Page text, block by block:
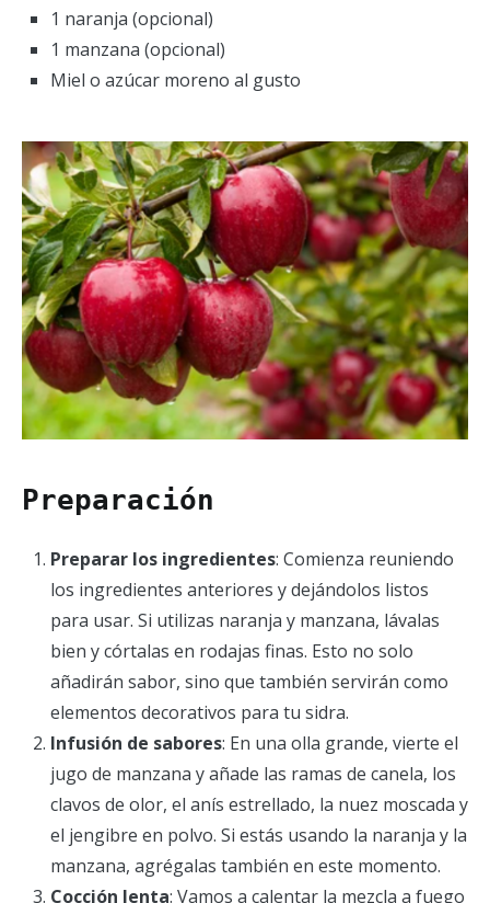
1 naranja (opcional)
1 manzana (opcional)
Miel o azúcar moreno al gusto
Preparación
Preparar los ingredientes: Comienza reuniendo
los ingredientes anteriores y dejándolos listos
para usar. Si utilizas naranja y manzana, lávalas
bien y córtalas en rodajas finas. Esto no solo
añadirán sabor, sino que también servirán como
elementos decorativos para tu sidra.
Infusión de sabores: En una olla grande, vierte el
jugo de manzana y añade las ramas de canela, los
clavos de olor, el anís estrellado, la nuez moscada y
el jengibre en polvo. Si estás usando la naranja y la
manzana, agrégalas también en este momento.
Cocción lenta: Vamos a calentar la mezcla a fuego